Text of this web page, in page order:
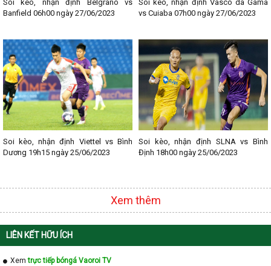
Soi kèo, nhận định Belgrano vs
Banfield 06h00 ngày 27/06/2023
Soi kèo, nhận định Vasco da Gama
vs Cuiaba 07h00 ngày 27/06/2023
Soi kèo, nhận định Viettel vs Bình
Dương 19h15 ngày 25/06/2023
Soi kèo, nhận định SLNA vs Bình
Định 18h00 ngày 25/06/2023
Xem thêm
LIÊN KẾT HỮU ÍCH
Xemtrực tiếp bóngá Vaoroi TV